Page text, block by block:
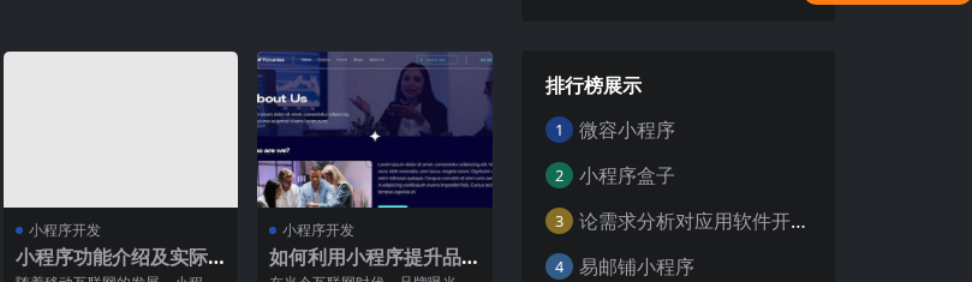
小程序开发
小程序功能介绍及实际
小程序开发
如何利用小程序提升品
排行榜展示
1 微容小程序
2 小程序盒子
3 论需求分析对应用软件开发的重要性
4 易邮铺小程序